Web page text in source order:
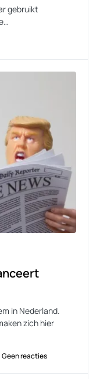
gebruikt
in Nederland.
zich hier
Geen reacties